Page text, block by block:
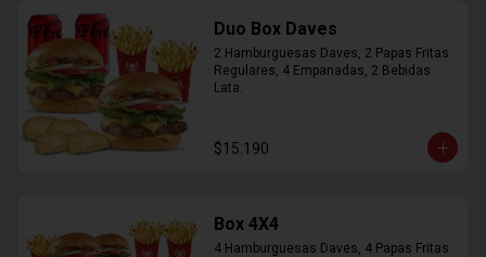
Duo Box Daves
2 Hamburguesas Daves, 2 Papas Fritas
Regulares, 4 Empanadas, 2 Bebidas
Lata.
$15.190
Box 4X4
4 Hamburguesas Daves, 4 Papas Fritas